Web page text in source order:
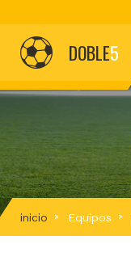
DOBLE5
inicio Equipos